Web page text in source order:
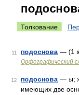
Толкование
11 подоснова — (1
Орфографический
12 подоснова — ы;
имеющих две